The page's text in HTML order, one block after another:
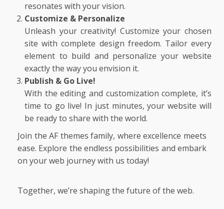
resonates with your vision.
Customize & Personalize
Unleash your creativity! Customize your chosen
site with complete design freedom. Tailor every
element to build and personalize your website
exactly the way you envision it.
Publish & Go Live!
With the editing and customization complete, it’s
time to go live! In just minutes, your website will
be ready to share with the world.
Join theAF themes family, where excellence meets
ease. Explore the endless possibilities and embark
on your web journey with us today!
Together, we’re shaping the future of the web.
3
Ciudad Salud: justicia social para
Oaxaca